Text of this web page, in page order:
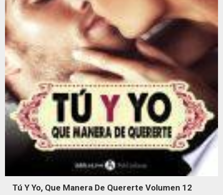
Tú Y Yo, Que Manera De Quererte Volumen 12